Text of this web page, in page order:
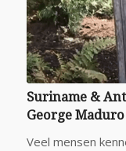
Suriname &
George Maduro
Veel mensen